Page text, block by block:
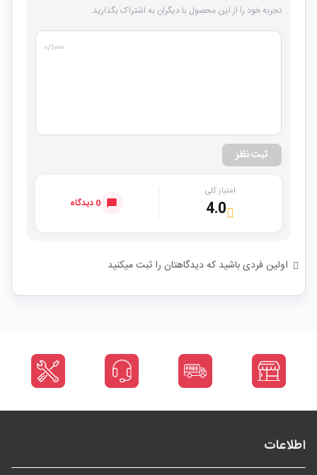
تجربه خود را از این محصول با دیگران به اشتراک بگذارید.
۰/۱۰۰۰
ثبت نظر
امتیاز کلی
4.0 0 دیدگاه
اولین فردی باشید که دیدگاهتان را ثبت میکنید
اطلاعات